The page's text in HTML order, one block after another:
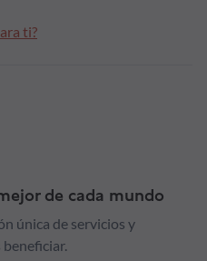
ti?
de cada mundo
única de servicios y